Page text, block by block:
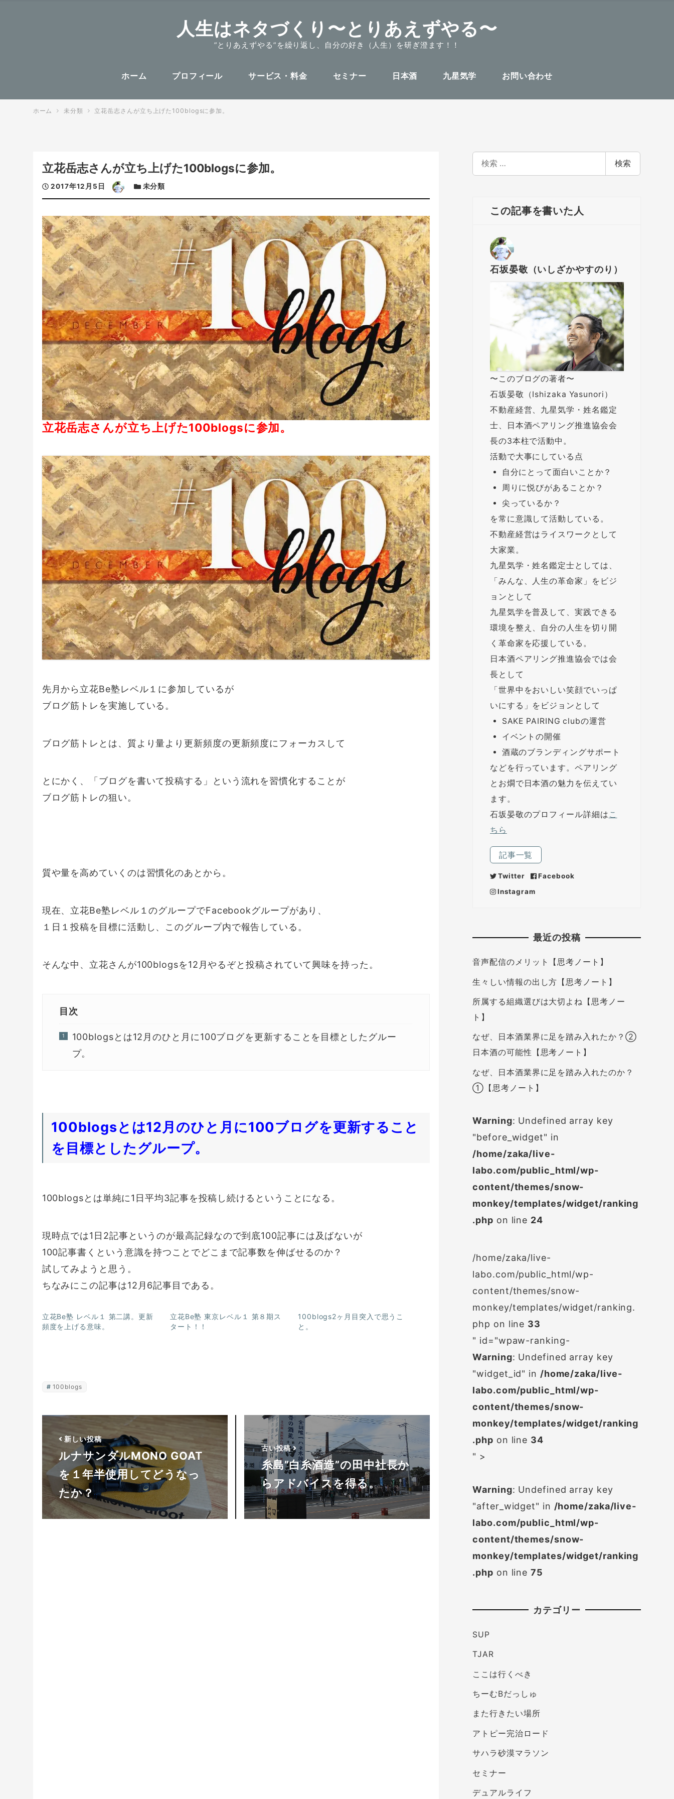
人生はネタづくり〜とりあえずやる〜
”とりあえずやる”を繰り返し、自分の好き（人生）を研ぎ澄ます！！
ホーム プロフィール サービス・料金 セミナー 日本酒 九星気学 お問い合わせ
ホーム 未分類 立花岳志さんが立ち上げた100blogsに参加。
立花岳志さんが立ち上げた100blogsに参加。
投
稿
日
2017年12月5日
著
者
カ
テ
ゴ
リ
ー
未分類
立花岳志さんが立ち上げた100blogsに参加。
先月から立花Be塾レベル１に参加しているが
ブログ筋トレを実施している。
ブログ筋トレとは、質より量より更新頻度の更新頻度にフォーカスして
とにかく、「ブログを書いて投稿する」という流れを習慣化することが
ブログ筋トレの狙い。
質や量を高めていくのは習慣化のあとから。
現在、立花Be塾レベル１のグループでFacebookグループがあり、
１日１投稿を目標に活動し、このグループ内で報告している。
そんな中、立花さんが100blogsを12月やるぞと投稿されていて興味を持った。
目次
100blogsとは12月のひと月に100ブログを更新することを目標としたグルー
プ。
100blogsとは12月のひと月に100ブログを更新すること
を目標としたグループ。
100blogsとは単純に1日平均3記事を投稿し続けるということになる。
現時点では1日2記事というのが最高記録なので到底100記事には及ばないが
100記事書くという意識を持つことでどこまで記事数を伸ばせるのか？
試してみようと思う。
ちなみにこの記事は12月6記事目である。
立花Be塾 レベル１ 第二講。更新
頻度を上げる意味。
立花Be塾 東京レベル１ 第８期ス
タート！！
100blogs2ヶ月目突入で思うこ
と。
100blogs
新しい投稿
ルナサンダルMONO GOAT
を１年半使用してどうなっ
たか？
古い投稿
糸島”白糸酒造”の田中社長か
らアドバイスを得る。
索
検索
この記事を書いた人
石坂晏敬（いしざかやすのり）
〜このブログの著者〜
石坂晏敬（Ishizaka Yasunori）
不動産経営、九星気学・姓名鑑定
士、日本酒ペアリング推進協会会
長の3本柱で活動中。
活動で大事にしている点
自分にとって面白いことか？
周りに悦びがあることか？
尖っているか？
を常に意識して活動している。
不動産経営はライスワークとして
大家業。
九星気学・姓名鑑定士としては、
「みんな、人生の革命家」をビジ
ョンとして
九星気学を普及して、実践できる
環境を整え、自分の人生を切り開
く革命家を応援している。
日本酒ペアリング推進協会では会
長として
「世界中をおいしい笑顔でいっぱ
いにする」をビジョンとして
SAKE PAIRING clubの運営
イベントの開催
酒蔵のブランディングサポート
などを行っています。ペアリング
とお燗で日本酒の魅力を伝えてい
ます。
石坂晏敬のプロフィール詳細は こ
ちら
記事一覧
Twitter
Facebook
Instagram
最近の投稿
音声配信のメリット【思考ノート】
生々しい情報の出し方【思考ノート】
所属する組織選びは大切よね【思考ノー
ト】
なぜ、日本酒業界に足を踏み入れたか？②
日本酒の可能性【思考ノート】
なぜ、日本酒業界に足を踏み入れたのか？
①【思考ノート】
Warning: Undefined array key
"before_widget" in
/home/zaka/live-
labo.com/public_html/wp-
content/themes/snow-
monkey/templates/widget/ranking
.php on line 24
/home/zaka/live-
labo.com/public_html/wp-
content/themes/snow-
monkey/templates/widget/ranking.
php on line 33
" id="wpaw-ranking-
Warning: Undefined array key
"widget_id" in /home/zaka/live-
labo.com/public_html/wp-
content/themes/snow-
monkey/templates/widget/ranking
.php on line 34
" >
Warning: Undefined array key
"after_widget" in /home/zaka/live-
labo.com/public_html/wp-
content/themes/snow-
monkey/templates/widget/ranking
.php on line75
カテゴリー
SUP
TJAR
ここは行くべき
ちーむBだっしゅ
また行きたい場所
アトピー完治ロード
サハラ砂漠マラソン
セミナー
デュアルライフ